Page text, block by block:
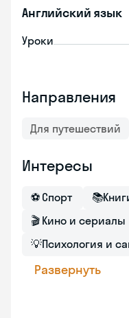
Английский язык
Уроки
Направления
Для путешествий
Интересы
⚽ Спорт 📚
🎬 Кино и сериалы
💡Психология и
Развернуть